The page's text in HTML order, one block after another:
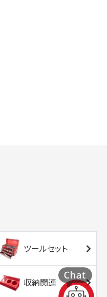
ツールセット
収納関連